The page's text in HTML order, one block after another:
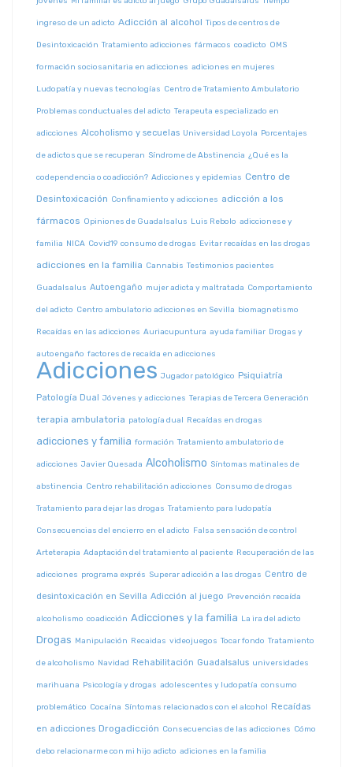
ingreso de un adicto Adicción al alcohol Tipos de centros de
Desintoxicación Tratamiento adicciones fármacos coadicto OMS
formación sociosanitaria en adicciones adiciones en mujeres
Ludopatía y nuevas tecnologías Centro de Tratamiento Ambulatorio
Problemas conductuales del adicto Terapeuta especializado en
adicciones Alcoholismo y secuelas Universidad Loyola Porcentajes
de adictos que se recuperan Síndrome de Abstinencia ¿Qué es la
codependencia o coadicción? Adicciones y epidemias Centro de
Desintoxicación Confinamiento y adicciones adicción a los
fármacos Opiniones de Guadalsalus Luis Rebolo adiccionese y
familia NICA Covid19 consumo de drogas Evitar recaídas en las drogas
adicciones en la familia Cannabis Testimonios pacientes
Guadalsalus Autoengaño mujer adicta y maltratada Comportamiento
del adicto Centro ambulatorio adicciones en Sevilla biomagnetismo
Recaídas en las adicciones Auriacupuntura ayuda familiar Drogas y
autoengaño factores de recaída en adicciones
Adicciones Jugador patológico Psiquiatría
Patología Dual Jóvenes y adicciones Terapias de Tercera Generación
terapia ambulatoria patología dual Recaídas en drogas
adicciones y familia formación Tratamiento ambulatorio de
adicciones Javier Quesada Alcoholismo Síntomas matinales de
abstinencia Centro rehabilitación adicciones Consumo de drogas
Tratamiento para dejar las drogas Tratamiento para ludopatía
Consecuencias del encierro en el adicto Falsa sensación de control
Arteterapia Adaptación del tratamiento al paciente Recuperación de las
adicciones programa exprés Superar adicción a las drogas Centro de
desintoxicación en Sevilla Adicción al juego Prevención recaída
alcoholismo coadicción Adicciones y la familia La ira del adicto
Drogas Manipulación Recaidas videojuegos Tocar fondo Tratamiento
de alcoholismo Navidad Rehabilitación Guadalsalus universidades
marihuana Psicología y drogas adolescentes y ludopatía consumo
problemático Cocaína Síntomas relacionados con el alcohol Recaídas
en adicciones Drogadicción Consecuencias de las adicciones Cómo
debo relacionarme con mi hijo adicto adiciones en la familia